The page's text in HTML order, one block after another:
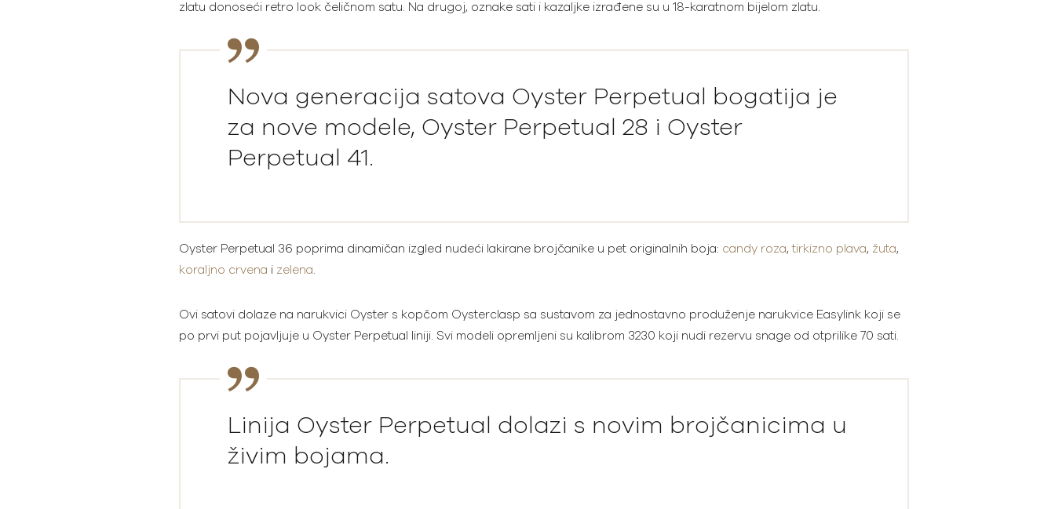
zlatu donoseći retro look čeličnom satu. Na drugoj, oznake sati i kazaljke izrađene su u 18-karatnom bijelom zlatu.
Nova generacija satova Oyster Perpetual bogatija je
za nove modele, Oyster Perpetual 28 i Oyster
Perpetual 41.
Oyster Perpetual 36 poprima dinamičan izgled nudeći lakirane brojčanike u pet originalnih boja: candy roza,tirkizno plava, žuta,
koraljno crvena i zelena
Ovi satovi dolaze na narukvici Oyster s kopčom Oysterclasp sa sustavom za jednostavno produženje narukvice Easylink koji se
po prvi put pojavljuje u Oyster Perpetual liniji. Svi modeli opremljeni su kalibrom 3230 koji nudi rezervu snage od otprilike 70 sati.
Linija Oyster Perpetual dolazi s novim brojčanicima u
živim bojama.